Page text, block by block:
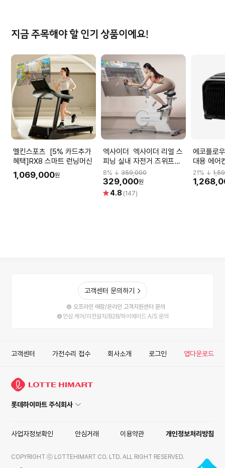
지금 주목해야 할 인기 상품이에요!
멜킨스포츠 [5% 카드추가
혜택]RX8 스마트 런닝머신
1,069,000원
엑사이더 엑사이더 리얼 스
피닝 실내 자전거 즈위프트
ES370 바이크 화이트
8% ↓359,000
329,000원
별 4.8 (147)
에코플로우 에코플로
대용 에어
21 % ↓
고객센터 문의하기
오프라인 매장/온라인 고객지원센터 문의
안심 케어/이전설치/B2B/하이메이드 A/S 문의
고객센터 가전수리 접수 회사소개 로그인 앱다운로드
롯데하이마트 주식회사
사업자정보확인 안심거래 이용약관 개인정보처리방침
COPYRIGHT ⓒ LOTTEHIMART CO. LTD. ALL RIGHT RESERVED.